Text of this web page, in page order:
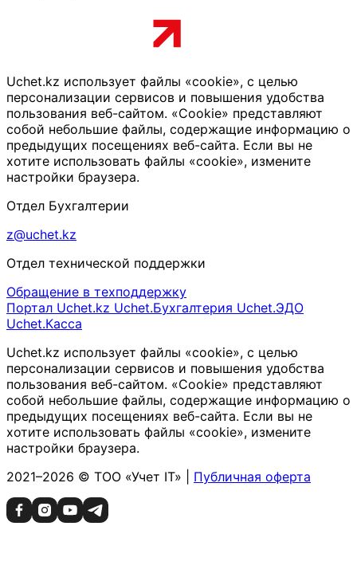
Uchet.kz использует файлы «cookie», с целью
персонализации сервисов и повышения удобства
пользования веб-сайтом. «Cookie» представляют
собой небольшие файлы, содержащие информацию о
предыдущих посещениях веб-сайта. Если вы не
хотите использовать файлы «cookie», измените
настройки браузера.
Отдел Бухгалтерии
z@uchet.kz
Отдел технической поддержки
Обращение в техподдержку
Портал Uchet.kz Uchet.Бухгалтерия Uchet.ЭДО
Uchet.Касса
Uchet.kz использует файлы «cookie», с целью
персонализации сервисов и повышения удобства
пользования веб-сайтом. «Cookie» представляют
собой небольшие файлы, содержащие информацию о
предыдущих посещениях веб-сайта. Если вы не
хотите использовать файлы «cookie», измените
настройки браузера.
2021–2026 © ТОО «Учет IT» | Публичная оферта